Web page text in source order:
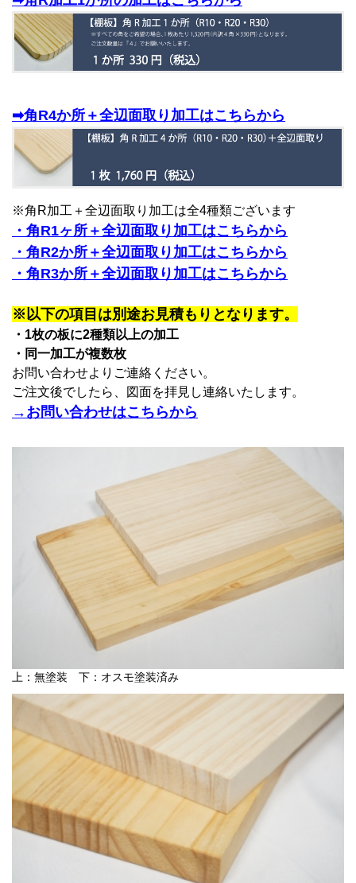
➡角R4か所＋全辺面取り加工はこちらから
※角R加工＋全辺面取り加工は全4種類ございます
・角R1ヶ所＋全辺面取り加工はこちらから
・角R2か所＋全辺面取り加工はこちらから
・角R3か所＋全辺面取り加工はこちらから
※以下の項目は別途お見積もりとなります。
・1枚の板に2種類以上の加工
・同一加工が複数枚
お問い合わせよりご連絡ください。
ご注文後でしたら、図面を拝見し連絡いたします。
→お問い合わせはこちらから
上：無塗装 下：オスモ塗装済み